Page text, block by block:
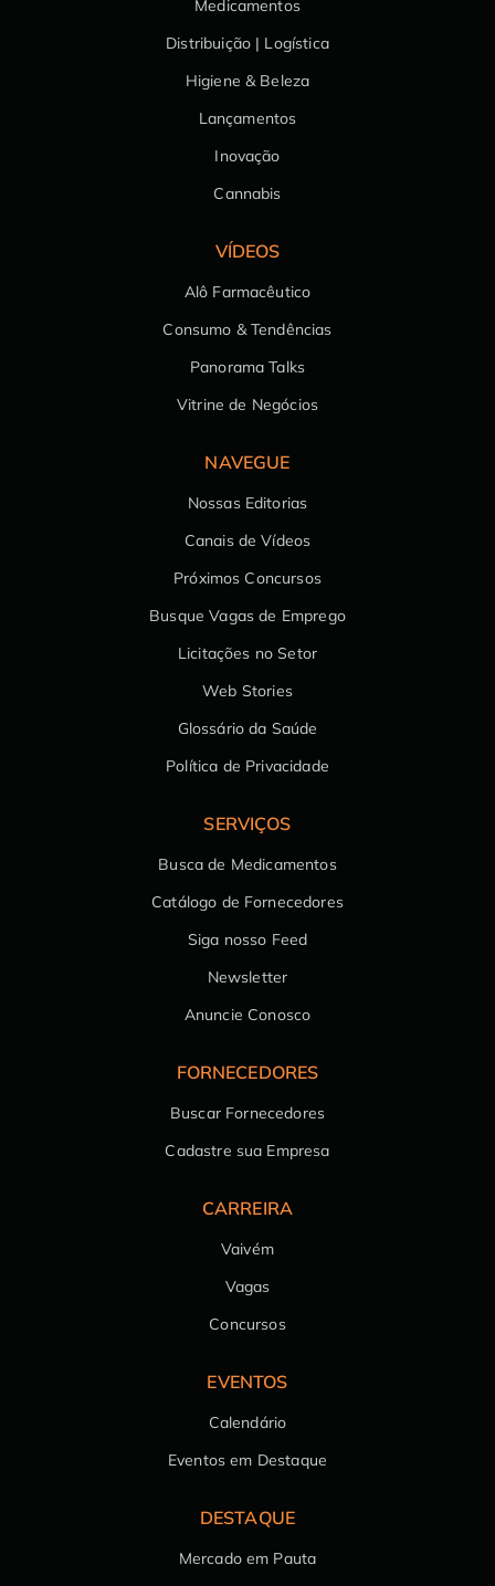
Medicamentos
Distribuição | Logística
Higiene & Beleza
Lançamentos
Inovação
Cannabis
VÍDEOS
Alô Farmacêutico
Consumo & Tendências
Panorama Talks
Vitrine de Negócios
NAVEGUE
Nossas Editorias
Canais de Vídeos
Próximos Concursos
Busque Vagas de Emprego
Licitações no Setor
Web Stories
Glossário da Saúde
Política de Privacidade
SERVIÇOS
Busca de Medicamentos
Catálogo de Fornecedores
Siga nosso Feed
Newsletter
Anuncie Conosco
FORNECEDORES
Buscar Fornecedores
Cadastre sua Empresa
CARREIRA
Vaivém
Vagas
Concursos
EVENTOS
Calendário
Eventos em Destaque
DESTAQUE
Mercado em Pauta